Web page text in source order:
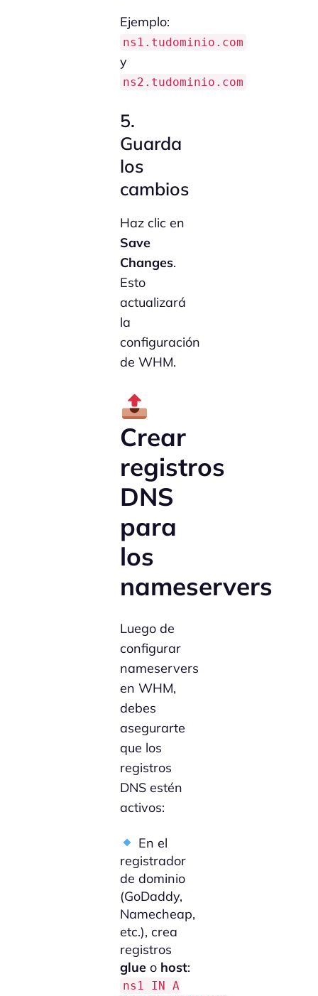
Ejemplo:
ns1.tudominio.com
y
ns2.tudominio.com
5.
Guarda
los
cambios
Haz clic en
Save
Changes.
Esto
actualizará
la
configuración
de WHM.
Crear
registros
DNS
para
los
nameservers
Luego de
configurar
nameservers
en WHM,
debes
asegurarte
que los
registros
DNS estén
activos:
En el
registrador
de dominio
(GoDaddy,
Namecheap,
etc.), crea
registros
glue o host:
ns1 IN A